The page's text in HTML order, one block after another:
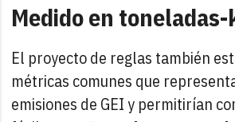
Medido en
El proyecto de reglas también
métricas comunes que
emisiones de GEI y permitirían